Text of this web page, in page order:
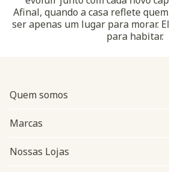
Afinal, quando a casa reflete
ser apenas um lugar para morar.
para habitar.
Quem somos
Marcas
Nossas Lojas